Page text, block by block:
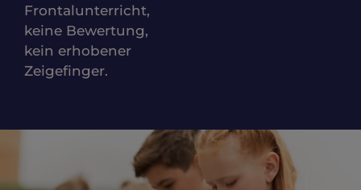
Frontalunterricht,
keine Bewertung,
kein erhobener
Zeigefinger.